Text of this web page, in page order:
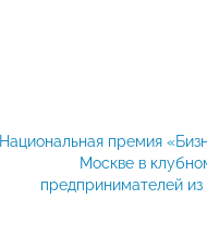
Национальная премия
Москве в
предпринимателей